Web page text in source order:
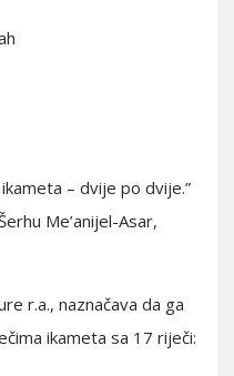
– dvije po dvije.”
Me’anijel-Asar,
r.a., naznačava da ga
ikameta sa 17 riječi: